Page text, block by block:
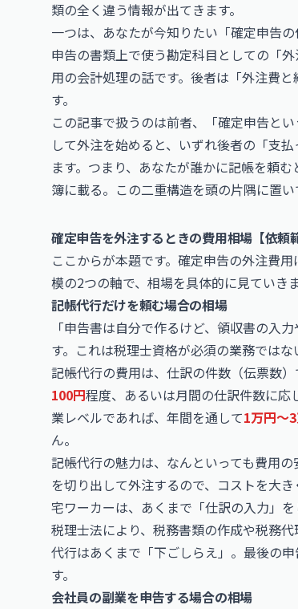
類の全く違う情報が出てきます。
一つは、あなたが今知りたい「確定申告
申告の書類上で使う勘定科目としての「
用の会計処理の話です。後者は「外注費
す。
この記事で扱うのは前者、「確定申告と
して外注を始めると、いずれ後者の「支
ます。つまり、あなたが誰かに記帳を頼
簿に載る。この二重構造を頭の片隅に置
確定申告を外注するときの費用相場【依頼
ここからが本題です。確定申告の外注費
模の2つの軸で、相場を具体的に見ていき
記帳代行だけを頼む場合の相場
「申告書は自分で作るけど、領収書の入
す。これは税理士資格が必須の業務では
記帳代行の費用は、仕訳の件数（伝票数
100円程度、あるいは月間の仕訳件数に応
業レベルであれば、年間を通して1万円〜
ん。
記帳代行の魅力は、なんといっても費用
を切り出して外注するので、コストを大
宅ワーカーは、あくまで「仕訳の入力」
税理士法により、税務書類の作成や税務
代行はあくまで「下ごしらえ」。最後の
す。
会社員の副業を申告する場合の相場